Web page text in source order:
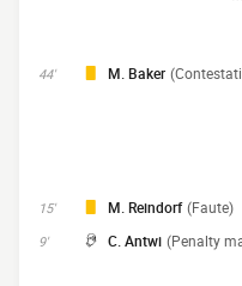
44' M. Baker
15' M. Reindorf (Faute)
9' C. Antwi (Penalty